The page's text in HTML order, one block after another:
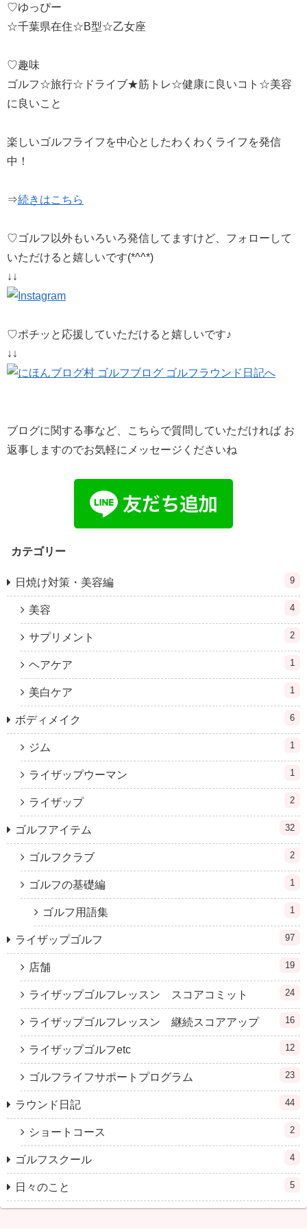
♡ゆっぴー
☆千葉県在住☆B型☆乙女座
♡趣味
ゴルフ☆旅行☆ドライブ★筋トレ☆健康に良いコト☆美容
に良いこと
楽しいゴルフライフを中心としたわくわくライフを発信
中！
⇒続きはこちら
♡ゴルフ以外もいろいろ発信してますけど、フォローして
いただけると嬉しいです(*^^*)
↓↓
♡ポチッと応援していただけると嬉しいです♪
↓↓
ブログに関する事など、こちらで質問していただければ お
返事しますのでお気軽にメッセージくださいね
カテゴリー
日焼け対策・美容編 9
美容 4
サプリメント 2
ヘアケア 1
美白ケア 1
ボディメイク 6
ジム 1
ライザップウーマン 1
ライザップ 2
ゴルフアイテム 32
ゴルフクラブ 2
ゴルフの基礎編 1
ゴルフ用語集 1
ライザップゴルフ 97
店舗 19
ライザップゴルフレッスン スコアコミット 24
ライザップゴルフレッスン 継続スコアアップ 16
ライザップゴルフetc 12
ゴルフライフサポートプログラム 23
ラウンド日記 44
ショートコース 2
ゴルフスクール 4
日々のこと 5